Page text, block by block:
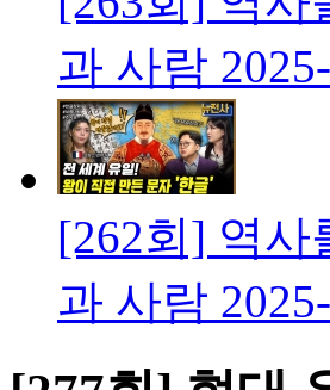
과 사람
[262회] 역사
과 사람